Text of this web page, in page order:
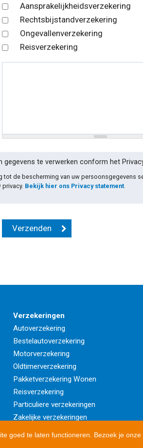
goed te laten functioneren. Bezoek je
Aansprakelijkheidsverzekering
Rechtsbijstandverzekering
Ongevallenverzekering
Reisverzekering
gegevens te verwerken conform het
tot de bescherming van uw persoonsgegevens
Bekijk hier ons Privacy statement
Verzekeringen
Autoverzekering
Bestelautoverzekering
Motorverzekering
Oldtimerverzekering
Pakketverzekering Wonen
Reisverzekering
Particuliere verzekeringen
Zakelijke verzekeringen